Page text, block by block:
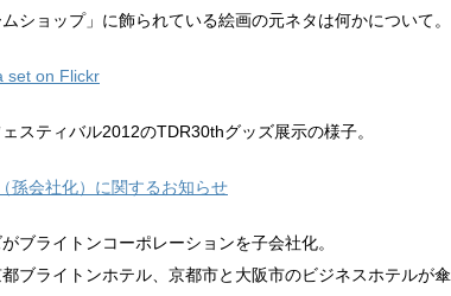
ショップ」に飾られている絵画の元ネタは何かについて。
set on Flickr
スティバル2012のTDR30thグッズ展示の様子。
孫会社化）に関するお知らせ
ブライトンコーポレーションを子会社化。
ブライトンホテル、京都市と大阪市のビジネスホテルが傘